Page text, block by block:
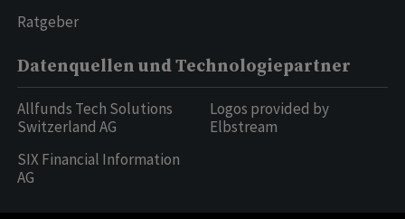
Ratgeber
Datenquellen und Technologiepartner
Allfunds Tech Solutions
Switzerland AG
SIX Financial Information
AG
Logos provided by
Elbstream